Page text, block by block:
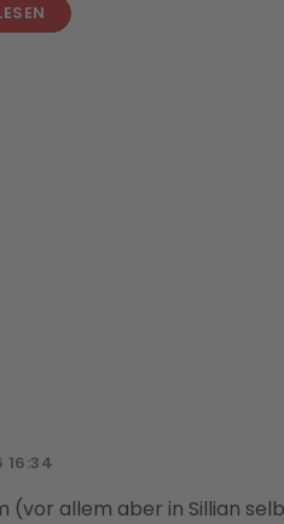
16:34
(vor allem aber in Sillian